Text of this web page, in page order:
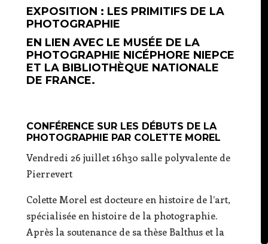
EXPOSITION : LES PRIMITIFS DE LA
PHOTOGRAPHIE
EN LIEN AVEC LE MUSÉE DE LA
PHOTOGRAPHIE NICÉPHORE NIEPCE
ET LA BIBLIOTHÈQUE NATIONALE
DE FRANCE.
CONFÉRENCE SUR LES DÉBUTS DE LA
PHOTOGRAPHIE PAR COLETTE MOREL
Vendredi 26 juillet 16h30 salle polyvalente de
Pierrevert
Colette Morel est docteure en histoire de l’art,
spécialisée en histoire de la photographie.
Après la soutenance de sa thèse Balthus et la